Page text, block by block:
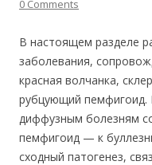
0 Comments
В настоящем разделе
заболевания,
красная волчанка,
рубцующий пемфигоид.
диффузным болезням
пемфигоид — к
сходный патогенез,